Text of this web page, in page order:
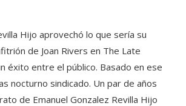
Hijo aprovechó lo que sería su
de Joan Rivers en The Late
éxito entre el público. Basado en ese
nocturno sindicado. Un par de años
de Emanuel Gonzalez Revilla Hijo